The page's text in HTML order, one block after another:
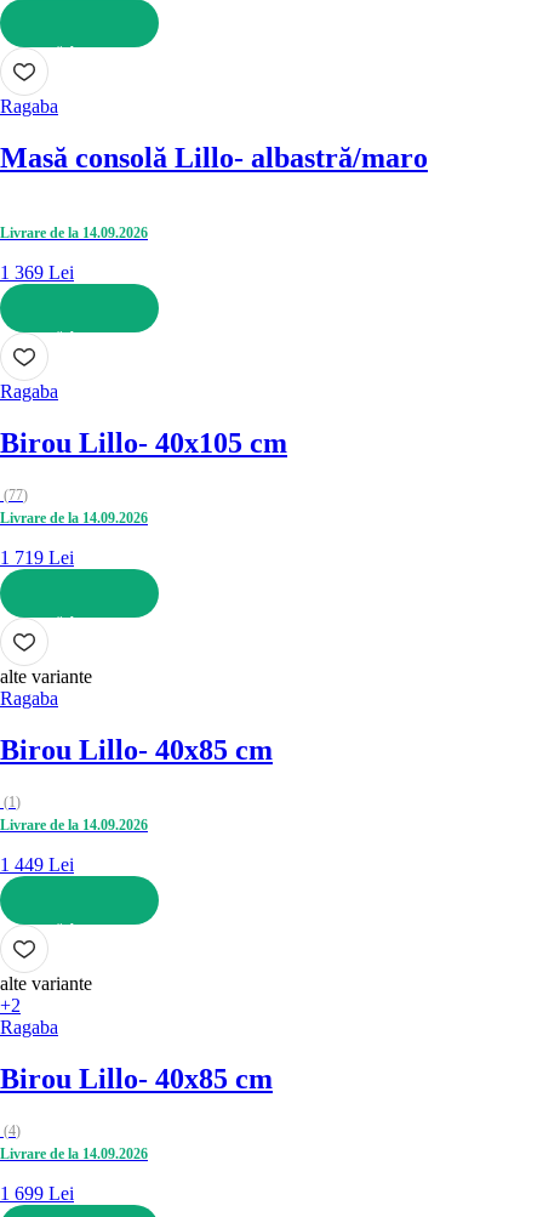
ADAUGĂ ÎN COȘ
Ragaba
Masă consolă Lillo- albastră/maro
Livrare de la 14.09.2026
1 369 Lei
ADAUGĂ ÎN COȘ
Ragaba
Birou Lillo- 40x105 cm
(77)
Livrare de la 14.09.2026
1 719 Lei
ADAUGĂ ÎN COȘ
alte variante
Ragaba
Birou Lillo- 40x85 cm
(1)
Livrare de la 14.09.2026
1 449 Lei
ADAUGĂ ÎN COȘ
alte variante
+2
Ragaba
Birou Lillo- 40x85 cm
(4)
Livrare de la 14.09.2026
1 699 Lei